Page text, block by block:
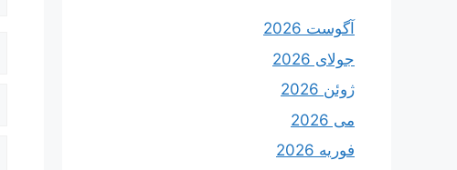
آگوست 2026
جولای 2026
ژوئن 2026
می 2026
فوریه 2026